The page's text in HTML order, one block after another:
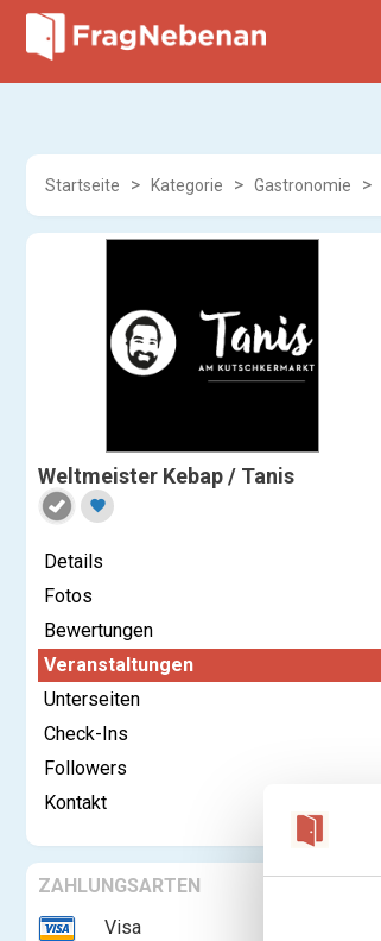
Startseite Kategorie Gastronomie
Weltmeister Kebap / Tanis
favorite
Details
Fotos
Bewertungen
Veranstaltungen
Unterseiten
Check-Ins
Followers
Kontakt
ZAHLUNGSARTEN
Visa